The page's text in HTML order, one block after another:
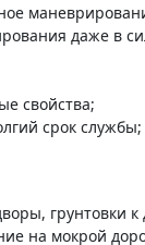
даже в
свойства;
срок службы;
на мокрой